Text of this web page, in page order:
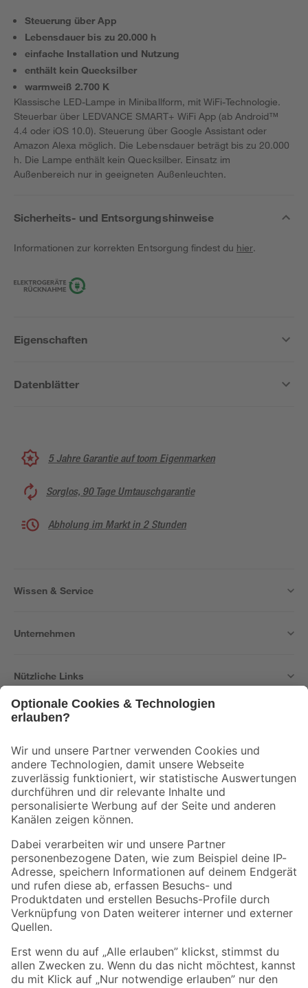
Steuerung über App
Lebensdauer bis zu 20.000 h
einfache Installation und Nutzung
enthält kein Quecksilber
warmweiß 2.700 K
Klassische LED-Lampe in Miniballform, mit WiFi-Technologie.
Steuerbar über LEDVANCE SMART+ WiFi App (ab Android™️
4.4 oder iOS 10.0). Steuerung über Google Assistant oder
Amazon Alexa möglich. Die Lebensdauer beträgt bis zu 20.000
h. Die Lampe enthält kein Quecksilber. Einsatz im
Außenbereich nur in geeigneten Außenleuchten.
Sicherheits- und Entsorgungshinweise
Informationen zur korrekten Entsorgung findest du hier.
Eigenschaften
Datenblätter
5 Jahre Garantie auf toom Eigenmarken
Sorglos, 90 Tage Umtauschgarantie
Abholung im Markt in 2 Stunden
Wissen & Service
Unternehmen
Nützliche Links
Der toom Newsletter: Keine Angebote und Aktionen mehr verpassen!
Zur Newsletter Anmeldung
Folge uns
Zahlungsarten Versandarten
Sicher einkaufen
Jetzt die toom-App herunterladen